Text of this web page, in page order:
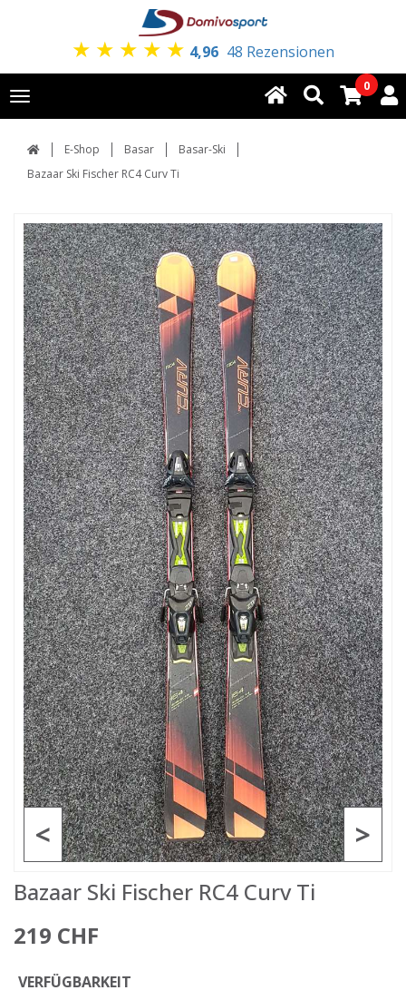
★ ★ ★ ★ ★ 4,96 48 Rezensionen
Toggle
navigation
0
E-Shop Basar
Basar-Ski
Bazaar Ski Fischer RC4 Curv Ti
>
<
Bazaar Ski Fischer RC4 Curv Ti
219 CHF
VERFÜGBARKEIT